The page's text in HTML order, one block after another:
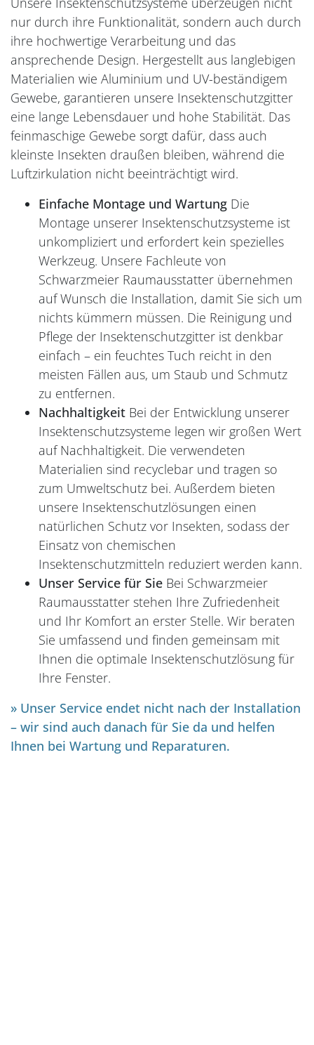
nur durch ihre Funktionalität, sondern auch durch
ihre hochwertige Verarbeitung und das
ansprechende Design. Hergestellt aus langlebigen
Materialien wie Aluminium und UV-beständigem
Gewebe, garantieren unsere Insektenschutzgitter
eine lange Lebensdauer und hohe Stabilität. Das
feinmaschige Gewebe sorgt dafür, dass auch
kleinste Insekten draußen bleiben, während die
Luftzirkulation nicht beeinträchtigt wird.
Einfache Montage und Wartung Die
Montage unserer Insektenschutzsysteme ist
unkompliziert und erfordert kein spezielles
Werkzeug. Unsere Fachleute von
Schwarzmeier Raumausstatter übernehmen
auf Wunsch die Installation, damit Sie sich um
nichts kümmern müssen. Die Reinigung und
Pflege der Insektenschutzgitter ist denkbar
einfach – ein feuchtes Tuch reicht in den
meisten Fällen aus, um Staub und Schmutz
zu entfernen.
Nachhaltigkeit Bei der Entwicklung unserer
Insektenschutzsysteme legen wir großen Wert
auf Nachhaltigkeit. Die verwendeten
Materialien sind recyclebar und tragen so
zum Umweltschutz bei. Außerdem bieten
unsere Insektenschutzlösungen einen
natürlichen Schutz vor Insekten, sodass der
Einsatz von chemischen
Insektenschutzmitteln reduziert werden kann.
Unser Service für Sie Bei Schwarzmeier
Raumausstatter stehen Ihre Zufriedenheit
und Ihr Komfort an erster Stelle. Wir beraten
Sie umfassend und finden gemeinsam mit
Ihnen die optimale Insektenschutzlösung für
Ihre Fenster.
» Unser Service endet nicht nach der Installation
– wir sind auch danach für Sie da und helfen
Ihnen bei Wartung und Reparaturen.